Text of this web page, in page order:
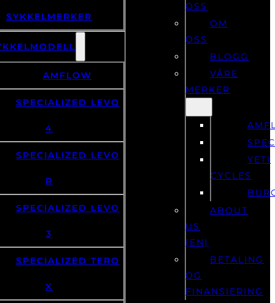
SYKKELMERKER
AMFLOW
SPECIALIZED LEVO
4
SPECIALIZED LEVO
R
SPECIALIZED LEVO
3
SPECIALIZED TERO
X
OSS
OM
OSS
BLOGG
VÅRE
MERKER
YETI
CYCLES
ABOUT
US
(EN)
BETALING
OG
FINANSIERING